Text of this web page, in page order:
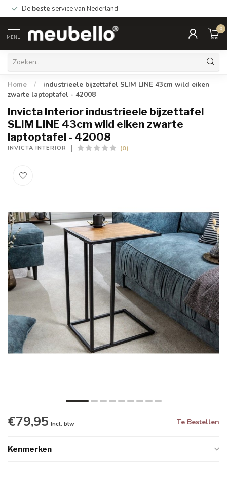
De beste service van Nederland
MENU
0
Home /
industrieele bijzettafel SLIM LINE 43cm wild eiken
zwarte laptoptafel - 42008
Invicta Interior industrieele bijzettafel
SLIM LINE 43cm wild eiken zwarte
laptoptafel - 42008
INVICTA INTERIOR (0)
€79,95 Incl. btw Te Bestellen
Kenmerken